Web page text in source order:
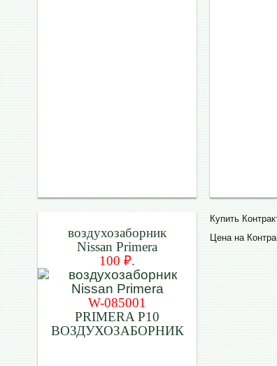
воздухозаборник
Nissan Primera
100 ₽.
W-085001
PRIMERA P10
ВОЗДУХОЗАБОРНИК
Купить
Цена на